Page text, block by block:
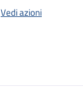
Vedi azioni